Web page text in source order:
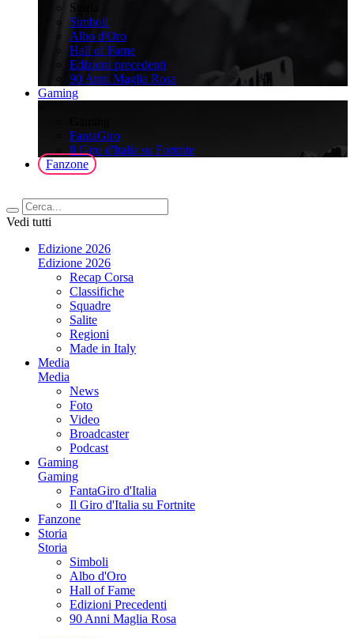
Storia
Simboli
Albo d'Oro
Hall of Fame
Edizioni precedenti
90 Anni Maglia Rosa
Gaming
FantaGiro
ll Giro d'Italia su Fortnite
Fanzone
Vedi tutti
Edizione 2026
Edizione 2026
Recap Corsa
Classifiche
Squadre
Salite
Regioni
Made in Italy
Media
Media
News
Foto
Video
Broadcaster
Podcast
Gaming
Gaming
FantaGiro d'Italia
Il Giro d'Italia su Fortnite
Fanzone
Storia
Storia
Simboli
Albo d'Oro
Hall of Fame
Edizioni Precedenti
90 Anni Maglia Rosa